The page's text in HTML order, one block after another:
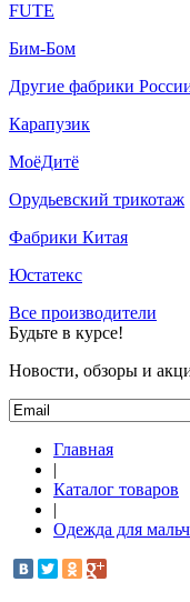
FUTE
Бим-Бом
Другие фабрики
Карапузик
МоёДитё
Орудьевский трикотаж
Фабрики Китая
Юстатекс
Все производители
Будьте в курсе!
Новости, обзоры и
Главная
|
Каталог товаров
|
Одежда для